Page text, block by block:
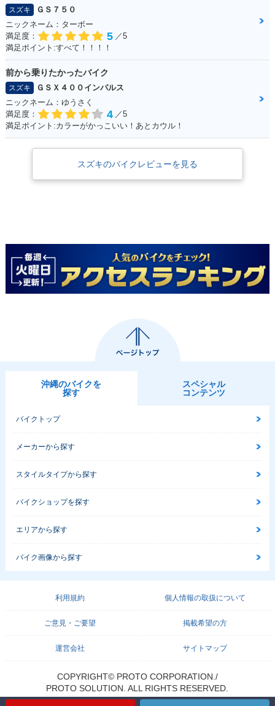
スズキ
ＧＳ７５０
ニックネーム：ターボー
満足度：
5 ／5
満足ポイント:すべて！！！！
前から乗りたかったバイク
スズキ
ＧＳＸ４００インパルス
ニックネーム：ゆうさく
満足度：
4 ／5
満足ポイント:カラーがかっこいい！あとカウル！
スズキのバイクレビューを見る
沖縄のバイクを
探す
スペシャル
コンテンツ
バイクトップ
メーカーから探す
スタイルタイプから探す
バイクショップを探す
エリアから探す
バイク画像から探す
利用規約 個人情報の取扱について
ご意見・ご要望 掲載希望の方
運営会社 サイトマップ
COPYRIGHT© PROTO CORPORATION./
PROTO SOLUTION. ALL RIGHTS RESERVED.